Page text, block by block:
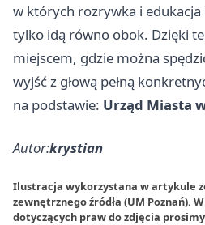
w których rozrywka i edukacja
tylko idą równo obok. Dzięki
miejscem, gdzie można
wyjść z głową pełną
na podstawie: Urząd Miasta
Autor:krystian
Ilustracja wykorzystana w artykule
zewnętrznego źródła (UM Poznań).
dotyczących praw do zdjęcia